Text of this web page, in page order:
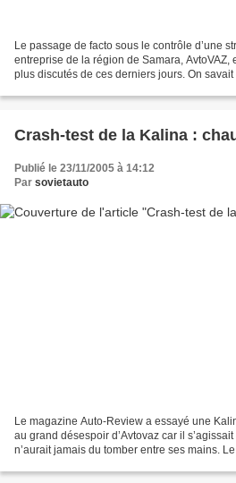
Le passage de facto sous le contrôle d’une
entreprise de la région de Samara, AvtoVAZ,
plus discutés de ces derniers jours. On savait
Crash-test de la Kalina :
Publié le 23/11/2005 à 14:12
Par sovietauto
Le magazine Auto-Review a essayé une
au grand désespoir d’Avtovaz car il
n’aurait jamais du tomber entre ses mains.